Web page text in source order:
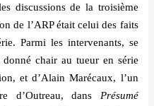
discussions de la troisième
de l’ARP était celui des faits
rie. Parmi les intervenants, se
chair au tueur en série
et d’Alain Marécaux, l’un
d’Outreau, dans Présumé